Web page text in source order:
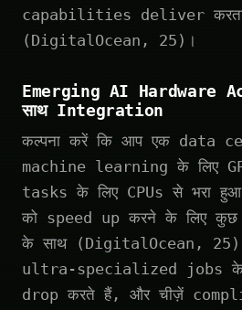
capabilities deliver
(DigitalOcean, 25)।
Emerging AI Hardware
साथ Integration
कल्पना करें कि आप एक data
machine learning के लिए
tasks के लिए CPUs से भरा
को speed up करने के लिए
के साथ (DigitalOcean,
ultra-specialized jobs के
drop करते हैं, और चीज़ें